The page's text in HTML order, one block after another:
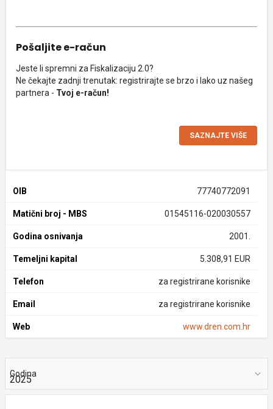
Pošaljite e-račun
Jeste li spremni za Fiskalizaciju 2.0?
Ne čekajte zadnji trenutak: registrirajte se brzo i lako uz našeg
partnera - Tvoj e-račun!
SAZNAJTE VIŠE
OIB 77740772091
Matični broj - MBS 01545116-020030557
Godina osnivanja 2001.
Temeljni kapital 5.308,91 EUR
Telefon za registrirane korisnike
Email za registrirane korisnike
Web www.dren.com.hr
Godina